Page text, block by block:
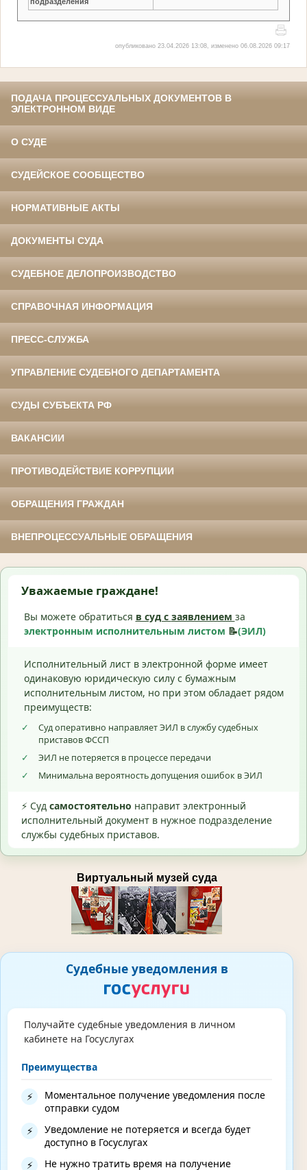
опубликовано 23.04.2026 13:08, изменено 06.08.2026 09:17
ПОДАЧА ПРОЦЕССУАЛЬНЫХ ДОКУМЕНТОВ В
ЭЛЕКТРОННОМ ВИДЕ
О СУДЕ
СУДЕЙСКОЕ СООБЩЕСТВО
НОРМАТИВНЫЕ АКТЫ
ДОКУМЕНТЫ СУДА
СУДЕБНОЕ ДЕЛОПРОИЗВОДСТВО
СПРАВОЧНАЯ ИНФОРМАЦИЯ
ПРЕСС-СЛУЖБА
УПРАВЛЕНИЕ СУДЕБНОГО ДЕПАРТАМЕНТА
СУДЫ СУБЪЕКТА РФ
ВАКАНСИИ
ПРОТИВОДЕЙСТВИЕ КОРРУПЦИИ
ОБРАЩЕНИЯ ГРАЖДАН
ВНЕПРОЦЕССУАЛЬНЫЕ ОБРАЩЕНИЯ
Уважаемые граждане!
Вы можете обратиться в суд с заявлением за
электронным исполнительным листом 📝(ЭИЛ)
Исполнительный лист в электронной форме имеет
одинаковую юридическую силу с бумажным
исполнительным листом, но при этом обладает рядом
преимуществ:
✓
Суд оперативно направляет ЭИЛ в службу судебных
приставов ФССП
✓
ЭИЛ не потеряется в процессе передачи
✓
Минимальна вероятность допущения ошибок в ЭИЛ
⚡ Суд самостоятельно направит электронный
исполнительный документ в нужное подразделение
службы судебных приставов.
Виртуальный музей суда
Судебные уведомления в
Получайте судебные уведомления в личном
кабинете на Госуслугах
Преимущества
⚡
Моментальное получение уведомления после
отправки судом
⚡
Уведомление не потеряется и всегда будет
доступно в Госуслугах
⚡
Не нужно тратить время на получение